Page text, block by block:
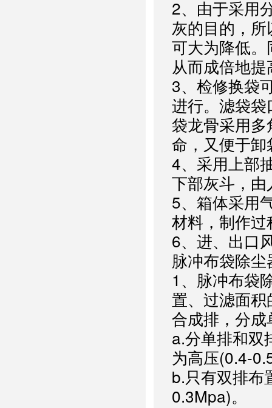
2、由于采用
灰的目的，
可大为降低
从而成倍地
3、检修换袋
进行。滤袋
袋龙骨采用
命，又便于卸
4、采用上部
下部灰斗，
5、箱体采用
材料，制作
6、进、出口
脉冲布袋除
1、脉冲布袋
置、过滤面
合成排，分
a.分单排和双
为高压(0.4-
b.只有双排布
0.3Mpa)。